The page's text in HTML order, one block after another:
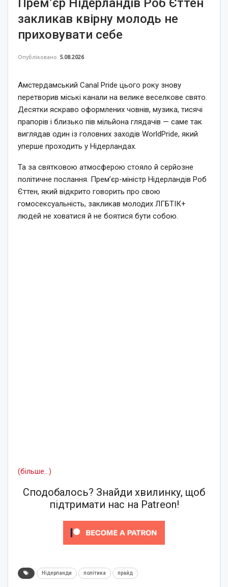
Прем’єр Нідерландів Роб Єттен
закликав квірну молодь не
приховувати себе
Опубліковано 5.08.2026
Амстердамський Canal Pride цього року знову
перетворив міські канали на велике веселкове свято.
Десятки яскраво оформлених човнів, музика, тисячі
прапорів і близько пів мільйона глядачів — саме так
виглядав один із головних заходів WorldPride, який
уперше проходить у Нідерландах.
Та за святковою атмосферою стояло й серйозне
політичне послання. Прем’єр-міністр Нідерландів Роб
Єттен, який відкрито говорить про свою
гомосексуальність, закликав молодих ЛГБТІК+
людей не ховатися й не боятися бути собою.
(більше…)
Сподобалось? Знайди хвилинку, щоб
підтримати нас на Patreon!
Нідерланди політика прайд